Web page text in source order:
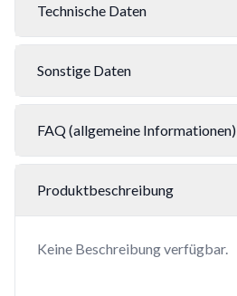
Technische Daten
Sonstige Daten
FAQ (allgemeine Informationen)
Produktbeschreibung
Keine Beschreibung verfügbar.